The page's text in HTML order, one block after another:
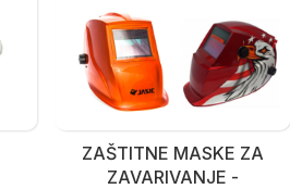
ZAŠTITNE MASKE ZA
ZAVARIVANJE -